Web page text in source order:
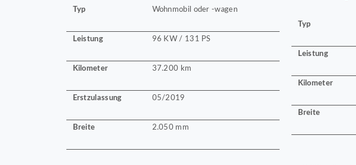
Typ Wohnmobil oder -wagen
Leistung 96 KW / 131 PS
Kilometer 37.200 km
Erstzulassung 05/2019
Breite 2.050 mm
Typ
Leistung
Kilometer
Breite